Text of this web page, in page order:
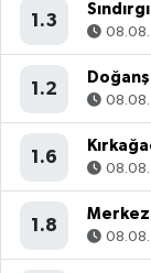
1.3
1.2
1.6
1.8